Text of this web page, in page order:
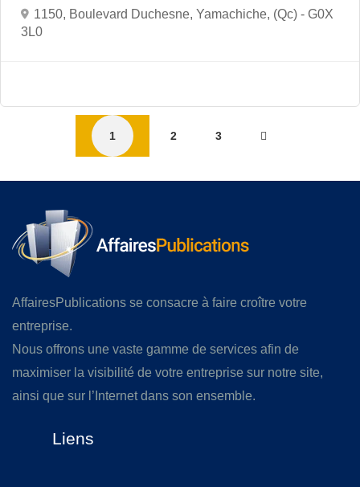
1150, Boulevard Duchesne, Yamachiche, (Qc) - G0X
3L0
1 2 3
AffairesPublications se consacre à faire croître votre
entreprise.
Nous offrons une vaste gamme de services afin de
maximiser la visibilité de votre entreprise sur notre site,
ainsi que sur l’Internet dans son ensemble.
Liens